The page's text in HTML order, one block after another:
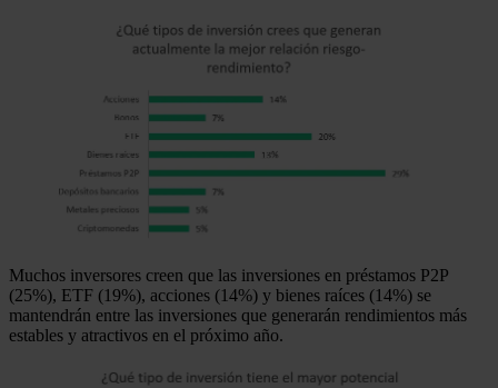
Muchos inversores creen que las inversiones en préstamos P2P
(25%), ETF (19%), acciones (14%) y bienes raíces (14%) se
mantendrán entre las inversiones que generarán rendimientos más
estables y atractivos en el próximo año.